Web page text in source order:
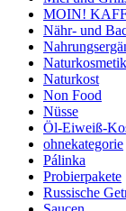
MOIN!
Nähr- und
Naturkost
Non Food
Nüsse
Öl-Eiweiß-
ohnekategorie
Pálinka
Probierpakete
Russische